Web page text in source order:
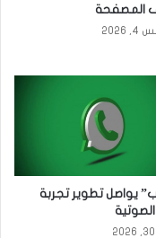
المصفحة
يواصل تطوير تجربة
الصوتية